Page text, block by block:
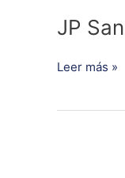
JP
JP
Juan
Leer más »